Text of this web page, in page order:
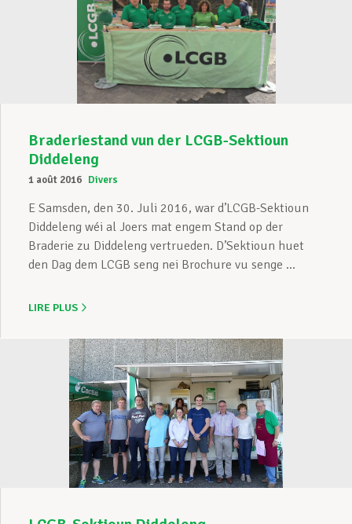
Braderiestand vun der LCGB-Sektioun
Diddeleng
1 août 2016 Divers
E Samsden, den 30. Juli 2016, war d’LCGB-Sektioun
Diddeleng wéi al Joers mat engem Stand op der
Braderie zu Diddeleng vertrueden. D’Sektioun huet
den Dag dem LCGB seng nei Brochure vu senge ...
LIRE PLUS